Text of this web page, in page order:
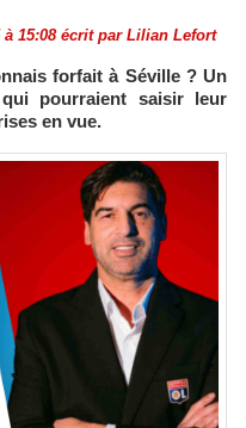
15:08 écrit par Lilian Lefort
forfait à Séville ? Un
pourraient saisir leur
en vue.